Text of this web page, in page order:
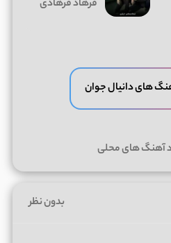
فرهاد فرهادی
های دانیال جوان
آهنگ های محلی
بدون نظر